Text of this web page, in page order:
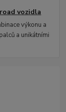
vozidla
výkonu a
a unikátními